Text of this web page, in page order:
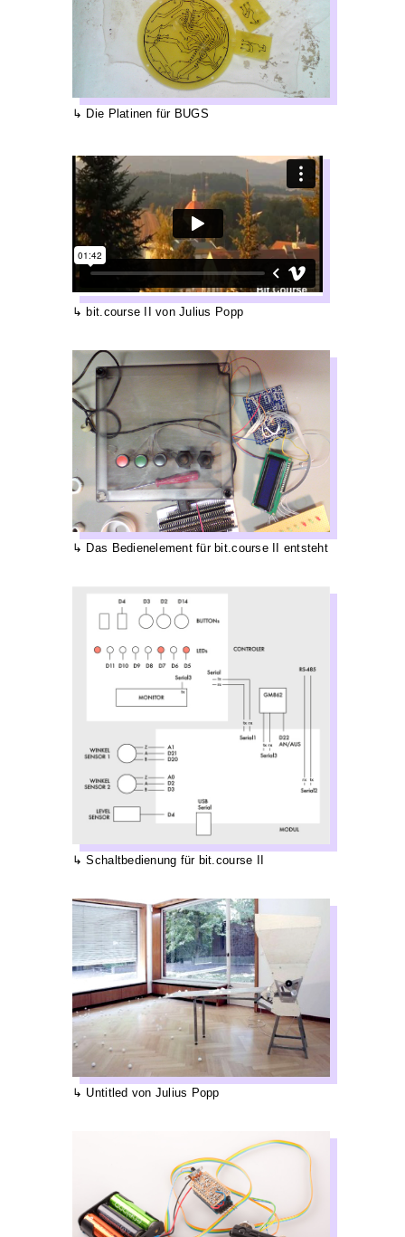
Die Platinen für BUGS
bit.course II von Julius Popp
Das Bedienelement für bit.course II entsteht
Schaltbedienung für bit.course II
Untitled von Julius Popp